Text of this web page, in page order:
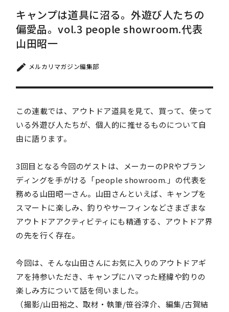
キャンプは道具に沼る。外遊び人たちの
偏愛品。vol.3 people showroom.代表
山田昭一
メルカリマガジン編集部
この連載では、アウトドア道具を見て、買って、使って
いる外遊び人たちが、個人的に推せるものについて自
由に語ります。
3回目となる今回のゲストは、メーカーのPRやブラン
ディングを手がける「people showroom.」の代表を
務める山田昭一さん。山田さんといえば、キャンプを
スマートに楽しみ、釣りやサーフィンなどさまざまな
アウトドアアクティビティにも精通する、アウトドア界
の先を行く存在。
今回は、そんな山田さんにお気に入りのアウトドアギ
アを持参いただき、キャンプにハマった経緯や釣りの
楽しみ方について話を伺いました。
（撮影/山田裕之、取材・執筆/笹谷淳介、編集/古賀結